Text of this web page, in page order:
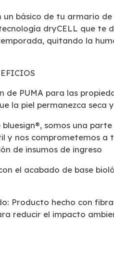
un básico de tu armario
dryCELL que te
quitando la
de PUMA para las
la piel permanezca seca
bluesign®, somos una
y nos comprometemos a
de insumos de ingreso
el acabado de base
Producto hecho con
reducir el impacto